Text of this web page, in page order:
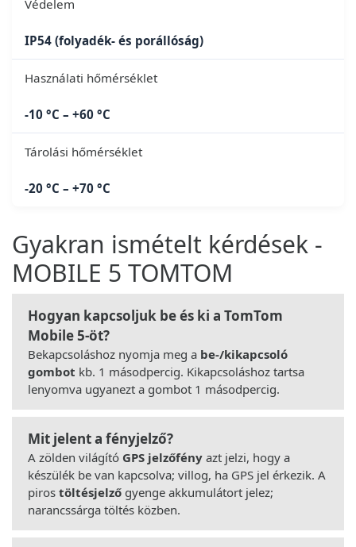
Védelem
IP54 (folyadék- és porállóság)
Használati hőmérséklet
-10 °C – +60 °C
Tárolási hőmérséklet
-20 °C – +70 °C
Gyakran ismételt kérdések -
MOBILE 5 TOMTOM
Hogyan kapcsoljuk be és ki a TomTom
Mobile 5-öt?
Bekapcsoláshoz nyomja meg a be-/kikapcsoló
gombot kb. 1 másodpercig. Kikapcsoláshoz tartsa
lenyomva ugyanezt a gombot 1 másodpercig.
Mit jelent a fényjelző?
A zölden világító GPS jelzőfény azt jelzi, hogy a
készülék be van kapcsolva; villog, ha GPS jel érkezik. A
piros töltésjelző gyenge akkumulátort jelez;
narancssárga töltés közben.